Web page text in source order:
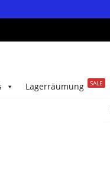
Lagerräumung SALE